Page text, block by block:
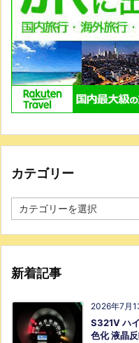
カテゴリー
新着記事
2026年7月
S321V ハ
色化 液晶